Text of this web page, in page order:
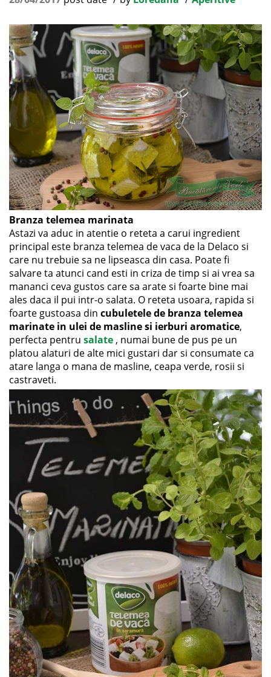
Branza telemea marinata
Astazi va aduc in atentie o reteta a carui ingredient
principal este branza telemea de vaca de la Delaco si
care nu trebuie sa ne lipseasca din casa. Poate fi
salvare ta atunci cand esti in criza de timp si ai vrea sa
mananci ceva gustos care sa arate si foarte bine mai
ales daca il pui intr-o salata. O reteta usoara, rapida si
foarte gustoasa din cubuletele de branza telemea
marinate in ulei de masline si ierburi aromatice,
perfecta pentru salate , numai bune de pus pe un
platou alaturi de alte mici gustari dar si consumate ca
atare langa o mana de masline, ceapa verde, rosii si
castraveti.